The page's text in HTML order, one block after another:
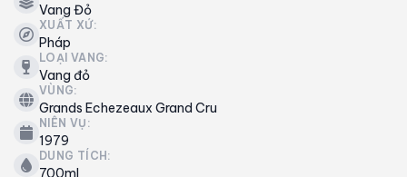
Vang Đỏ
XUẤT XỨ:
Pháp
LOẠI VANG:
Vang đỏ
VÙNG:
Grands Echezeaux Grand Cru
NIÊN VỤ:
1979
DUNG TÍCH:
700ml